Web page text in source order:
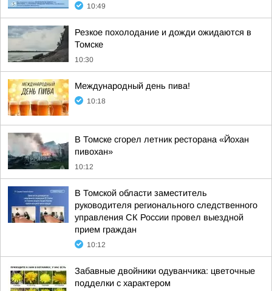
10:49
Резкое похолодание и дожди ожидаются в
Томске
10:30
Международный день пива!
10:18
В Томске сгорел летник ресторана «Йохан
пивохан»
10:12
В Томской области заместитель
руководителя регионального следственного
управления СК России провел выездной
прием граждан
10:12
Забавные двойники одуванчика: цветочные
подделки с характером